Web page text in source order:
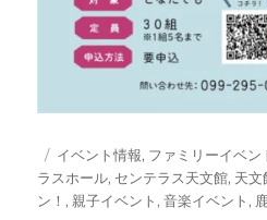
投
稿
日:
カ
テ
ゴ
イベント情報, ファミリーイベン
ラスホール, センテラス天文館, 天文
ン！ , 親子イベント ,音楽イベント ,